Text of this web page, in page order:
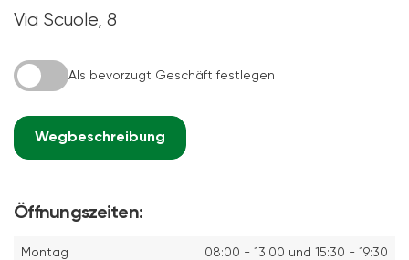
Via Scuole, 8
Als bevorzugt Geschäft festlegen
Wegbeschreibung
Öffnungszeiten:
Montag 08:00 - 13:00 und 15:30 - 19:30